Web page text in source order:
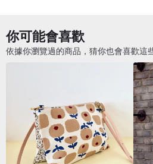
你可能會喜歡
依據你瀏覽過的商品，猜你也會喜歡這